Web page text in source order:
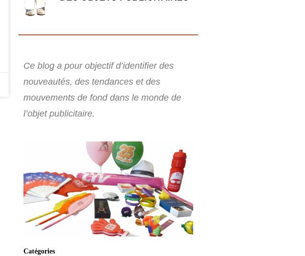
Ce blog a pour objectif d’identifier des
nouveautés, des tendances et des
mouvements de fond dans le monde de
l’objet publicitaire.
Catégories